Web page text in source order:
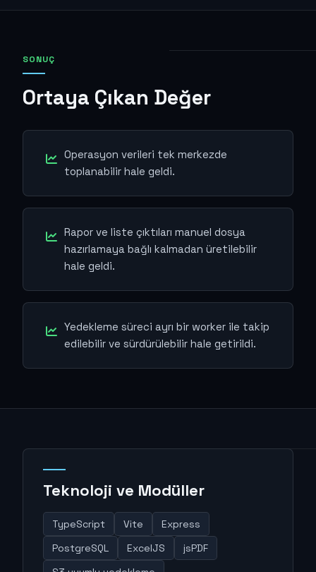
SONUÇ
Ortaya Çıkan Değer
Operasyon verileri tek merkezde
toplanabilir hale geldi.
Rapor ve liste çıktıları manuel dosya
hazırlamaya bağlı kalmadan üretilebilir
hale geldi.
Yedekleme süreci ayrı bir worker ile takip
edilebilir ve sürdürülebilir hale getirildi.
Teknoloji ve Modüller
TypeScript Vite
Express
PostgreSQL
ExcelJS
jsPDF